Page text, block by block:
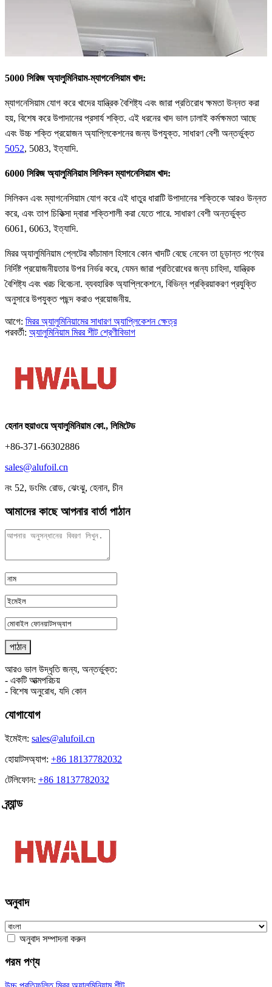
5000 সিরিজ অ্যালুমিনিয়াম-ম্যাগনেসিয়াম খাদ:
ম্যাগনেসিয়াম যোগ করে খাদের যান্ত্রিক বৈশিষ্ট্য এবং জারা প্রতিরোধ ক্ষমতা উন্নত করা
হয়, বিশেষ করে উপাদানের প্রসার্য শক্তি. এই ধরনের খাদ ভাল ঢালাই কর্মক্ষমতা আছে
এবং উচ্চ শক্তি প্রয়োজন অ্যাপ্লিকেশনের জন্য উপযুক্ত. সাধারণ বেশী অন্তর্ভুক্ত
5052, 5083, ইত্যাদি.
6000 সিরিজ অ্যালুমিনিয়াম সিলিকন ম্যাগনেসিয়াম খাদ:
সিলিকন এবং ম্যাগনেসিয়াম যোগ করে এই ধাতুর ধারাটি উপাদানের শক্তিকে আরও উন্নত
করে, এবং তাপ চিকিত্সা দ্বারা শক্তিশালী করা যেতে পারে. সাধারণ বেশী অন্তর্ভুক্ত
6061, 6063, ইত্যাদি.
মিরর অ্যালুমিনিয়াম প্লেটের কাঁচামাল হিসাবে কোন খাদটি বেছে নেবেন তা চূড়ান্ত পণ্যের
নির্দিষ্ট প্রয়োজনীয়তার উপর নির্ভর করে, যেমন জারা প্রতিরোধের জন্য চাহিদা, যান্ত্রিক
বৈশিষ্ট্য এবং খরচ বিবেচনা. ব্যবহারিক অ্যাপ্লিকেশনে, বিভিন্ন প্রক্রিয়াকরণ প্রযুক্তি
অনুসারে উপযুক্ত পছন্দ করাও প্রয়োজনীয়.
আগে: মিরর অ্যালুমিনিয়ামের সাধারণ অ্যাপ্লিকেশন ক্ষেত্র
পরবর্তী: অ্যালুমিনিয়াম মিরর শীট শ্রেণীবিভাগ
হেনান হুয়াওয়ে অ্যালুমিনিয়াম কো., লিমিটেড
+86-371-66302886
sales@alufoil.cn
নং 52, ডংমিং রোড, ঝেংঝু, হেনান, চীন
আমাদের কাছে আপনার বার্তা পাঠান
আরও ভাল উদ্ধৃতি জন্য, অন্তর্ভুক্ত:
- একটি আত্মপরিচয়
- বিশেষ অনুরোধ, যদি কোন
যোগাযোগ
ইমেইল: sales@alufoil.cn
হোয়াটসঅ্যাপ: +86 18137782032
টেলিফোন: +86 18137782032
ব্র্যান্ড
অনুবাদ
অনুবাদ সম্পাদনা করুন
গরম পণ্য